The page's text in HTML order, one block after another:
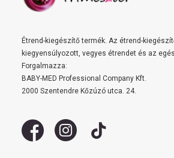
Étrend-kiegészítő termék. Az étrend-
kiegyensúlyozott, vegyes étrendet és az
Forgalmazza:
BABY-MED Professional Company Kft.
2000 Szentendre Kőzúzó utca. 24.